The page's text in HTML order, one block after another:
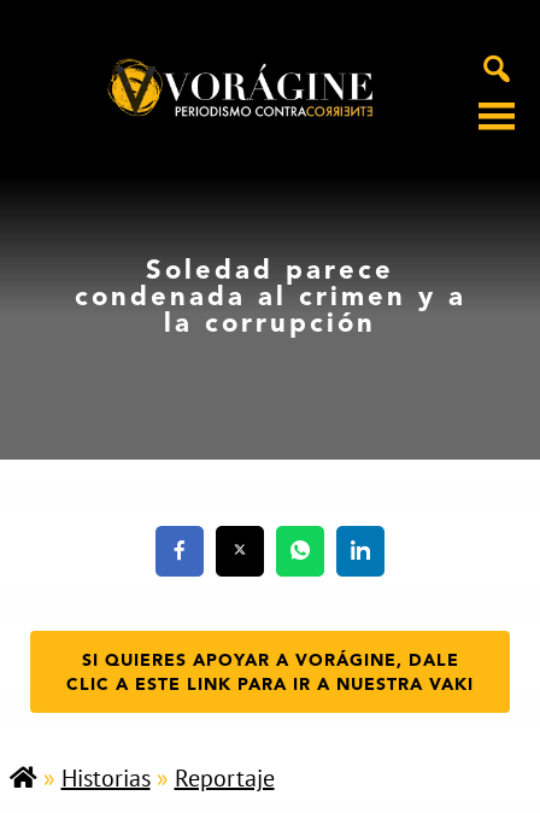
Soledad parece
condenada al crimen y a
la corrupción
SI QUIERES APOYAR A VORÁGINE, DALE
CLIC A ESTE LINK PARA IR A NUESTRA VAKI
» Historias» Reportaje